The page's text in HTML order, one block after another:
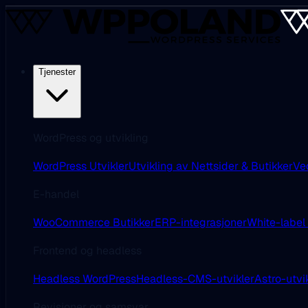
Tjenester
WordPress UtviklerUtvikling av Nettsider & Butikker
WooCommerce ButikkerERP-integrasjonerWhite-label
Headless WordPressHeadless-CMS-utviklerAstro-